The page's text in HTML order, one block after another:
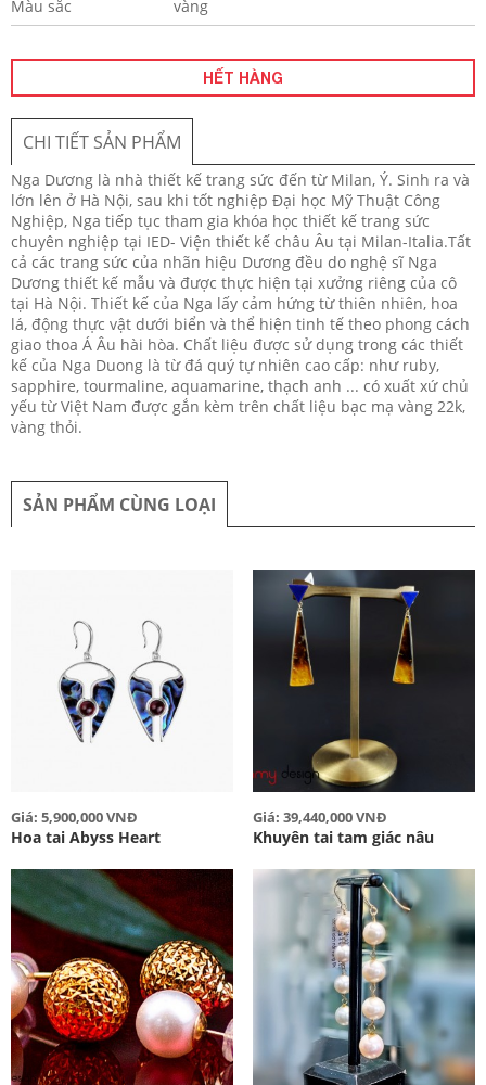
Màu sắc
vàng
HẾT HÀNG
CHI TIẾT SẢN PHẨM
Nga Dương là nhà thiết kế trang sức đến từ Milan, Ý. Sinh ra và
lớn lên ở Hà Nội, sau khi tốt nghiệp Đại học Mỹ Thuật Công
Nghiệp, Nga tiếp tục tham gia khóa học thiết kế trang sức
chuyên nghiệp tại IED- Viện thiết kế châu Âu tại Milan-Italia.Tất
cả các trang sức của nhãn hiệu Dương đều do nghệ sĩ Nga
Dương thiết kế mẫu và được thực hiện tại xưởng riêng của cô
tại Hà Nội. Thiết kế của Nga lấy cảm hứng từ thiên nhiên, hoa
lá, động thực vật dưới biển và thể hiện tinh tế theo phong cách
giao thoa Á Âu hài hòa. Chất liệu được sử dụng trong các thiết
kế của Nga Duong là từ đá quý tự nhiên cao cấp: như ruby,
sapphire, tourmaline, aquamarine, thạch anh ... có xuất xứ chủ
yếu từ Việt Nam được gắn kèm trên chất liệu bạc mạ vàng 22k,
vàng thỏi.
SẢN PHẨM CÙNG LOẠI
Giá: 5,900,000 VNĐ
Hoa tai Abyss Heart
Giá: 39,440,000 VNĐ
Khuyên tai tam giác nâu